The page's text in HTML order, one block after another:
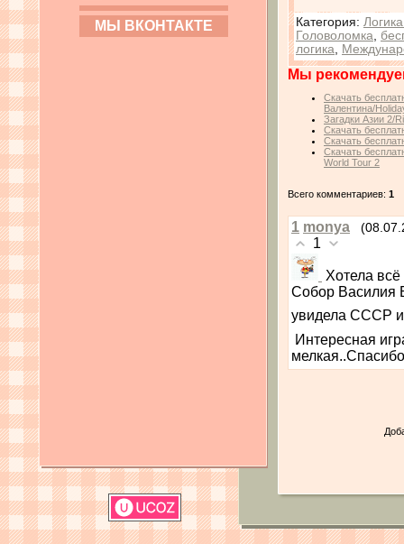
МЫ ВКОНТАКТЕ Категория:
Головоломка
логика
Мы
Скачать
Валентина/
Загадки Азии 2/
Скачать
Скачать
Скачать
World Tour 2
Всего комментариев: 1
1 monya
1
Хотела
Собор Василия
увидела СССР и
Интересная